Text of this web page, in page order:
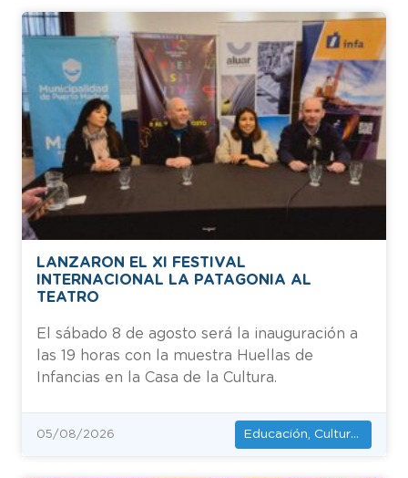
LANZARON EL XI FESTIVAL
INTERNACIONAL LA PATAGONIA AL
TEATRO
El sábado 8 de agosto será la inauguración a
las 19 horas con la muestra Huellas de
Infancias en la Casa de la Cultura.
05/08/2026 Educación, Cultura y Deportes